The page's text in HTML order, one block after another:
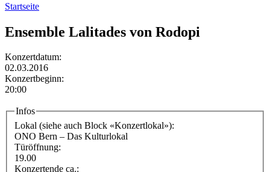
Startseite
Ensemble Lalitades von Rodopi
Konzertdatum:
02.03.2016
Konzertbeginn:
20:00
Infos
Lokal (siehe auch Block «Konzertlokal»):
ONO Bern – Das Kulturlokal
Türöffnung:
19.00
Konzertende ca.: